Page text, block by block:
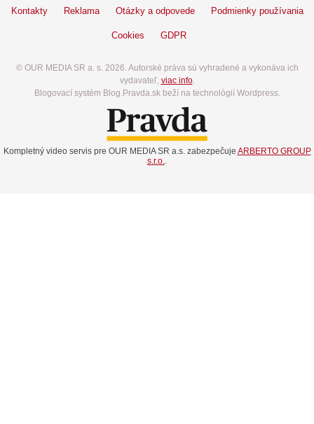
Kontakty Reklama Otázky a odpovede Podmienky používania
Cookies GDPR
© OUR MEDIA SR a. s. 2026. Autorské práva sú vyhradené a vykonáva ich
vydavateľ, viac info.
Blogovací systém Blog.Pravda.sk beží na technológií Wordpress.
Kompletný video servis pre OUR MEDIA SR a.s. zabezpečuje ARBERTO GROUP
s.r.o..